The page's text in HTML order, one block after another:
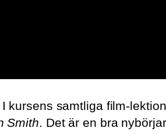
kursens samtliga film-
Smith. Det är en bra